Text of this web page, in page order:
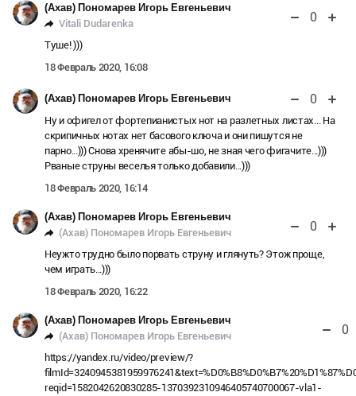
(Ахав) Пономарев Игорь Евгеньевич
Vitali Dudarenka
0
Туше! )))
18 Февраль 2020, 16:08
(Ахав) Пономарев Игорь Евгеньевич 0
Ну и офигел от фортепианистых нот на разлетных листах... На
скрипичных нотах нет басового ключа и они пишутся не
парно...))) Снова хренячите абы-шо, не зная чего фигачите...)))
Рваные струны веселья только добавили...)))
18 Февраль 2020, 16:14
(Ахав) Пономарев Игорь Евгеньевич
(Ахав) Пономарев Игорь Евгеньевич
0
Неужто трудно было порвать струну и глянуть? Этож проще,
чем играть...)))
18 Февраль 2020, 16:22
(Ахав) Пономарев Игорь Евгеньевич
(Ахав) Пономарев Игорь Евгеньевич
0
https://yandex.ru/video/preview/?
reqid=1582042620830285-1370392310946405740700067-vla1-